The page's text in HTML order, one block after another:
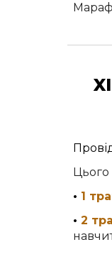
Цього
• 1
• 2